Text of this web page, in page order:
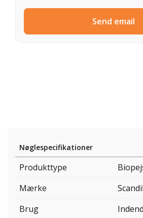
Send email
Nøglespecifikationer
Produkttype
Mærke
Brug